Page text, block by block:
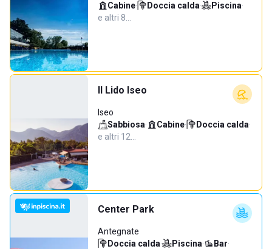
Cabine· Doccia calda· Piscina·
e altri 8…
Il Lido Iseo
Iseo
Sabbiosa· Cabine· Doccia calda·
e altri 12…
Center Park
Antegnate
Doccia calda· Piscina· Bar·